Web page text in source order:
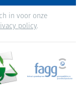
in voor onze
policy.